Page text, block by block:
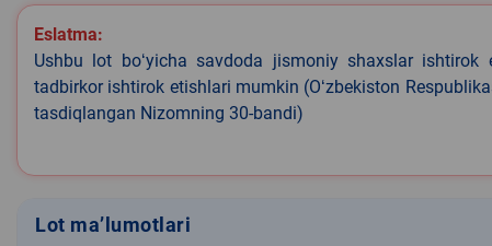
Eslatma:
Ushbu lot boʻyicha savdoda jismoniy shaxslar
tadbirkor ishtirok etishlari mumkin (Oʻzbekiston
tasdiqlangan Nizomning 30-bandi)
Lot ma’lumotlari